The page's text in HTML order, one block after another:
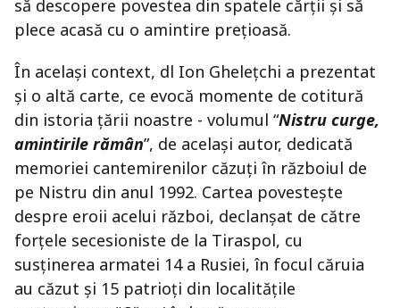
să descopere povestea din spatele cărții și să
plece acasă cu o amintire prețioasă.
În același context, dl Ion Ghelețchi a prezentat
și o altă carte, ce evocă momente de cotitură
din istoria țării noastre - volumul “Nistru curge,
amintirile rămân”, de același autor, dedicată
memoriei cantemirenilor căzuți în războiul de
pe Nistru din anul 1992. Cartea povestește
despre eroii acelui război, declanșat de către
forțele secesioniste de la Tiraspol, cu
susținerea armatei 14 a Rusiei, în focul căruia
au căzut și 15 patrioți din localitățile